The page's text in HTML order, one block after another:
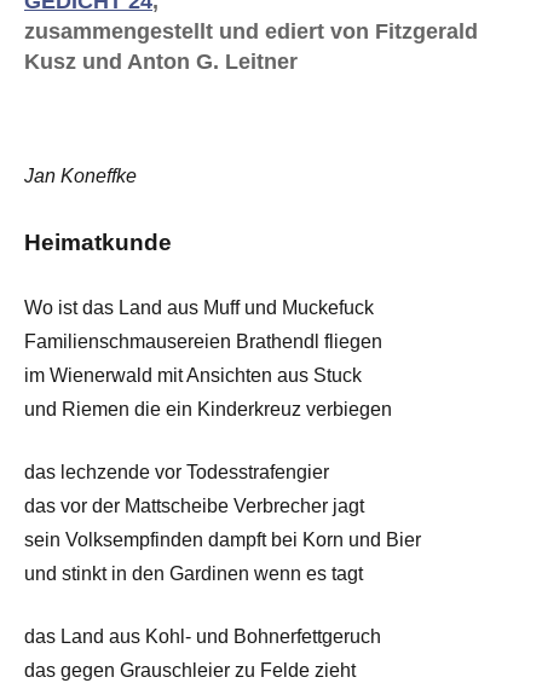
zusammengestellt und ediert von Fitzgerald
Kusz und Anton G. Leitner
Jan Koneffke
Heimatkunde
Wo ist das Land aus Muff und Muckefuck
Familienschmausereien Brathendl fliegen
im Wienerwald mit Ansichten aus Stuck
und Riemen die ein Kinderkreuz verbiegen
das lechzende vor Todesstrafengier
das vor der Mattscheibe Verbrecher jagt
sein Volksempfinden dampft bei Korn und Bier
und stinkt in den Gardinen wenn es tagt
das Land aus Kohl- und Bohnerfettgeruch
das gegen Grauschleier zu Felde zieht